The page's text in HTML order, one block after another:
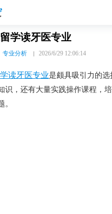
学读牙医专业
专业分析 2026/6/29 12:06:14
读牙医专业是颇具吸引力的
识，还有大量实践操作课程，
。